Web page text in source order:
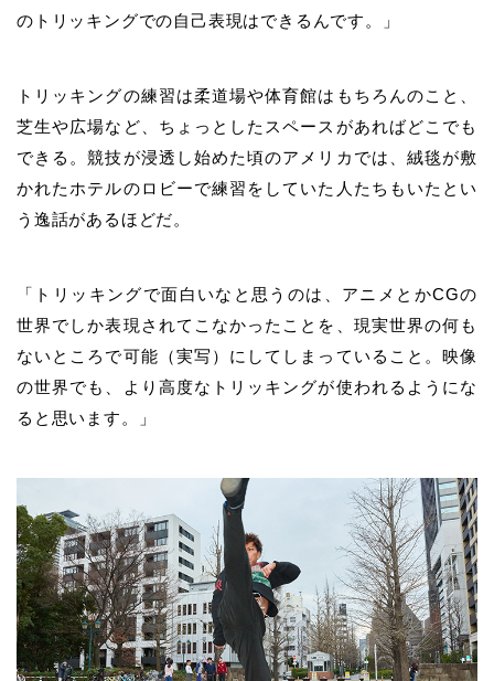
のトリッキングでの自己表現はできるんです。」
トリッキングの練習は柔道場や体育館はもちろんのこと、
芝生や広場など、ちょっとしたスペースがあればどこでも
できる。競技が浸透し始めた頃のアメリカでは、絨毯が敷
かれたホテルのロビーで練習をしていた人たちもいたとい
う逸話があるほどだ。
「トリッキングで面白いなと思うのは、アニメとかCGの
世界でしか表現されてこなかったことを、現実世界の何も
ないところで可能（実写）にしてしまっていること。映像
の世界でも、より高度なトリッキングが使われるようにな
ると思います。」